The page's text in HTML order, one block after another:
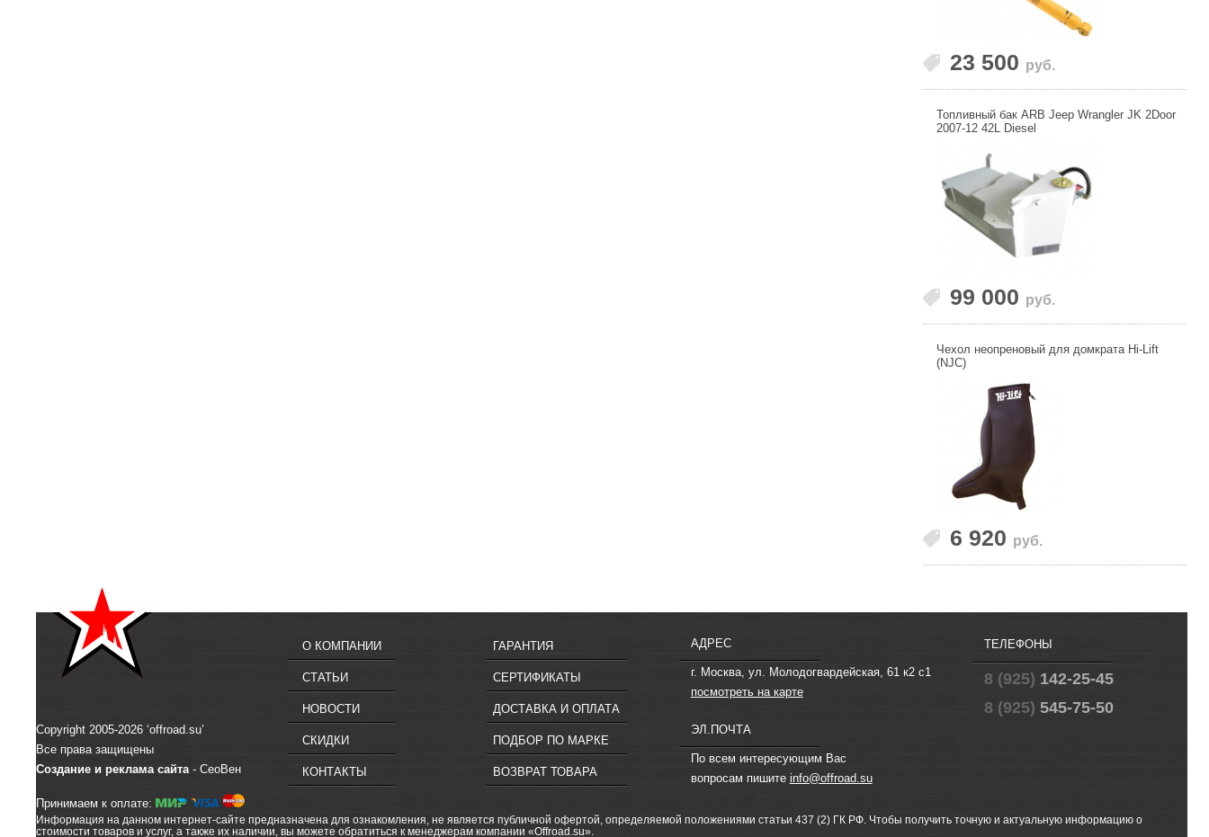
23 500 руб.
Топливный бак ARB Jeep Wrangler JK 2Door
2007-12 42L Diesel
99 000 руб.
Чехол неопреновый для домкрата Hi-Lift
(NJC)
6 920 руб.
Copyright 2005-2026 ‘offroad.su’
Все права защищены
Создание и реклама сайта- СеоВен
Принимаем к оплате:
О КОМПАНИИ
СТАТЬИ
НОВОСТИ
СКИДКИ
КОНТАКТЫ
ГАРАНТИЯ
СЕРТИФИКАТЫ
ДОСТАВКА И ОПЛАТА
ПОДБОР ПО МАРКЕ
ВОЗВРАТ ТОВАРА
АДРЕС
г. Москва, ул. Молодогвардейская, 61 к2 с1
посмотреть на карте
ЭЛ.ПОЧТА
По всем интересующим Вас
вопросам пишите info@offroad.su
ТЕЛЕФОНЫ
8 (925) 142-25-45
8 (925) 545-75-50
Информация на данном интернет-сайте предназначена для ознакомления, не является публичной офертой, определяемой положениями статьи 437 (2) ГК РФ. Чтобы получить точную и актуальную информацию о
стоимости товаров и услуг, а также их наличии, вы можете обратиться к менеджерам компании «Offroad.su».